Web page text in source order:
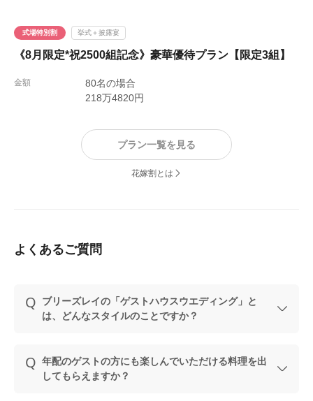
式場特別割 挙式＋披露宴
《8月限定*祝2500組記念》豪華優待プラン【限定3組】
金額
80名の場合
218万4820円
プラン一覧を見る
花嫁割とは
よくあるご質問
ブリーズレイの「ゲストハウスウエディング」と
は、どんなスタイルのことですか？
年配のゲストの方にも楽しんでいただける料理を出
してもらえますか？